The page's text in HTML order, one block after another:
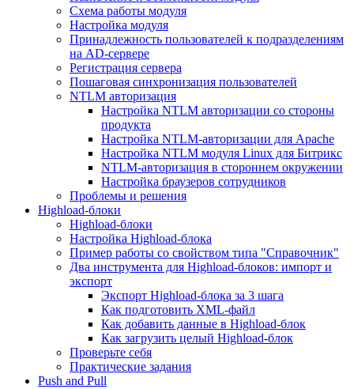
Схема работы модуля
Настройка модуля
Принадлежность пользователей к подразделениям
на AD-сервере
Регистрация сервера
Пошаговая синхронизация пользователей
NTLM авторизация
Настройка NTLM авторизации со стороны
продукта
Настройка NTLM-авторизации для Apache
Настройка NTLM модуля Linux для Битрикс
NTLM-авторизация в стороннем окружении
Настройка браузеров сотрудников
Проблемы и решения
Highload-блоки
Highload-блоки
Настройка Highload-блока
Пример работы со свойством типа "Справочник"
Два инструмента для Highload-блоков: импорт и
экспорт
Экспорт Highload-блока за 3 шага
Как подготовить XML-файл
Как добавить данные в Highload-блок
Как загрузить целый Highload-блок
Проверьте себя
Практические задания
Push and Pull